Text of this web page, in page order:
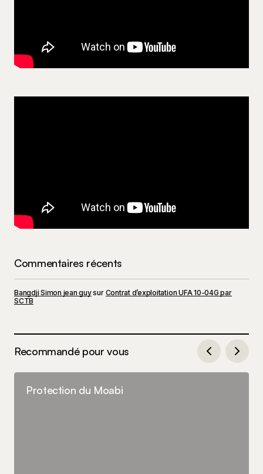
Commentaires récents
Bangdji Simon jean guysur Contrat d’exploitation UFA 10-04G par
SCTB
Recommandé pour vous
Protection du Moabi